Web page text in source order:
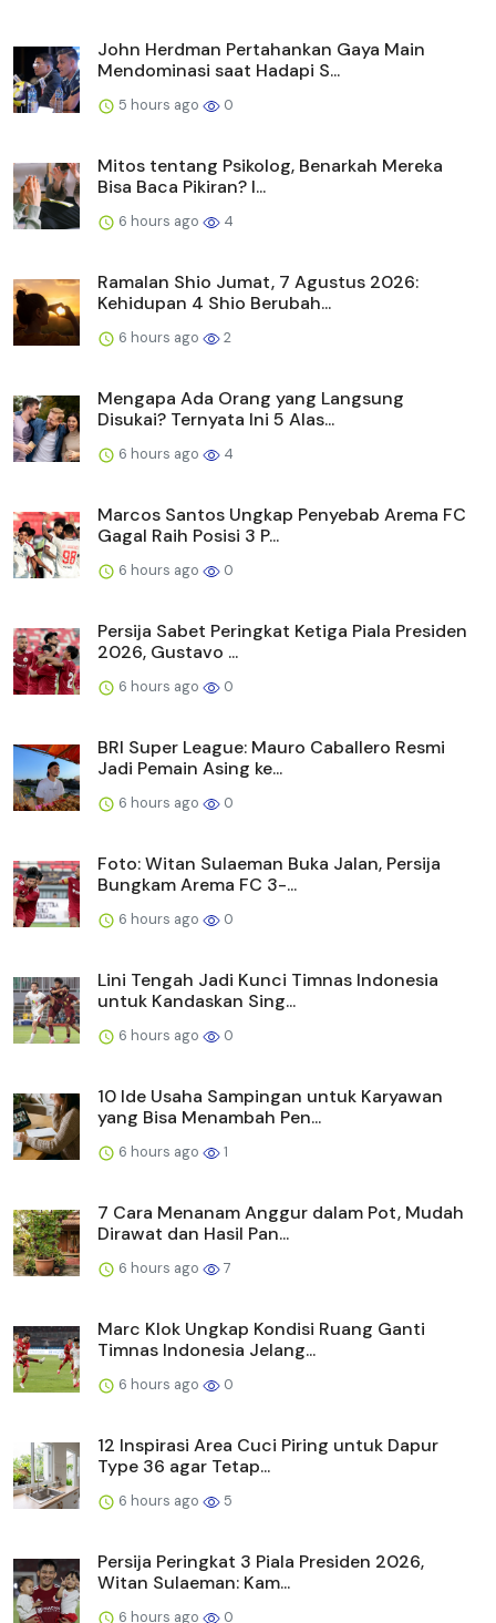
John Herdman Pertahankan Gaya Main
Mendominasi saat Hadapi S...
5 hours ago 0
Mitos tentang Psikolog, Benarkah Mereka
Bisa Baca Pikiran? I...
6 hours ago 4
Ramalan Shio Jumat, 7 Agustus 2026:
Kehidupan 4 Shio Berubah...
6 hours ago 2
Mengapa Ada Orang yang Langsung
Disukai? Ternyata Ini 5 Alas...
6 hours ago 4
Marcos Santos Ungkap Penyebab Arema FC
Gagal Raih Posisi 3 P...
6 hours ago 0
Persija Sabet Peringkat Ketiga Piala Presiden
2026, Gustavo ...
6 hours ago 0
BRI Super League: Mauro Caballero Resmi
Jadi Pemain Asing ke...
6 hours ago 0
Foto: Witan Sulaeman Buka Jalan, Persija
Bungkam Arema FC 3-...
6 hours ago 0
Lini Tengah Jadi Kunci Timnas Indonesia
untuk Kandaskan Sing...
6 hours ago 0
10 Ide Usaha Sampingan untuk Karyawan
yang Bisa Menambah Pen...
6 hours ago 1
7 Cara Menanam Anggur dalam Pot, Mudah
Dirawat dan Hasil Pan...
6 hours ago 7
Marc Klok Ungkap Kondisi Ruang Ganti
Timnas Indonesia Jelang...
6 hours ago 0
12 Inspirasi Area Cuci Piring untuk Dapur
Type 36 agar Tetap...
6 hours ago 5
Persija Peringkat 3 Piala Presiden 2026,
Witan Sulaeman: Kam...
6 hours ago 0